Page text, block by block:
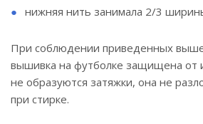
нижняя нить занимала 2/3
При соблюдении приведенных
вышивка на футболке защищена от
не образуются затяжки, она не
при стирке.